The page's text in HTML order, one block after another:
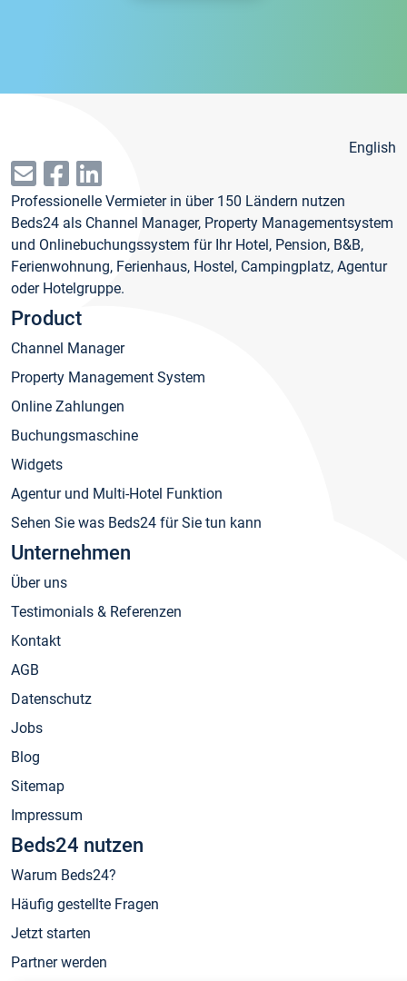
English
Professionelle Vermieter in über 150 Ländern nutzen
Beds24 als Channel Manager, Property Managementsystem
und Onlinebuchungssystem für Ihr Hotel, Pension, B&B,
Ferienwohnung, Ferienhaus, Hostel, Campingplatz, Agentur
oder Hotelgruppe.
Product
Channel Manager
Property Management System
Online Zahlungen
Buchungsmaschine
Widgets
Agentur und Multi-Hotel Funktion
Sehen Sie was Beds24 für Sie tun kann
Unternehmen
Über uns
Testimonials & Referenzen
Kontakt
AGB
Datenschutz
Jobs
Blog
Sitemap
Impressum
Beds24 nutzen
Warum Beds24?
Häufig gestellte Fragen
Jetzt starten
Partner werden